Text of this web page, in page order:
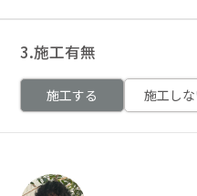
3.施工有無
施工する 施工し